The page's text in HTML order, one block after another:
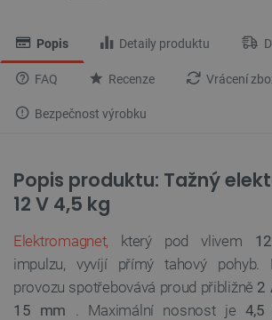
Popis Detaily produktu
FAQ Recenze Vrácení
Bezpečnost výrobku
Popis produktu: Tažný
12 V 4,5 kg
Elektromagnet, který pod vlivem
impulzu, vyvíjí přímý tahový pohyb.
provozu spotřebovává proud přibližně 2
15 mm . Maximální nosnost je 4,5